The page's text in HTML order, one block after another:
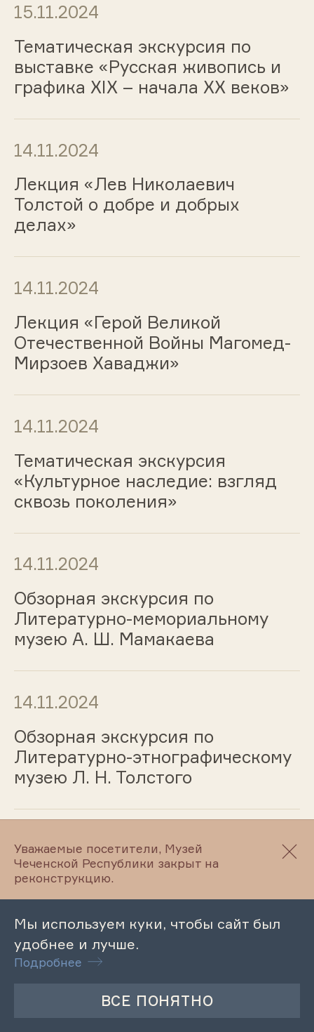
15.11.2024
Тематическая экскурсия по
выставке «Русская живопись и
графика ХIХ – начала ХХ веков»
14.11.2024
Лекция «Лев Николаевич
Толстой о добре и добрых
делах»
14.11.2024
Лекция «Герой Великой
Отечественной Войны Магомед-
Мирзоев Хаваджи»
14.11.2024
Тематическая экскурсия
«Культурное наследие: взгляд
сквозь поколения»
14.11.2024
Обзорная экскурсия по
Литературно-мемориальному
музею А. Ш. Мамакаева
14.11.2024
Обзорная экскурсия по
Литературно-этнографическому
музею Л. Н. Толстого
13.11.2024
Обзорная экскурсия по
Махкетинскому краеведческому
музею
Обзорная экскурсия в
Уважаемые посетители, Музей
Чеченской Республики закрыт на
реконструкцию.
Мы используем куки, чтобы сайт был
удобнее и лучше.
Подробнее